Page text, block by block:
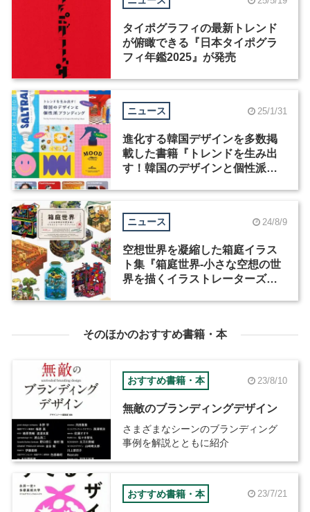
タイポグラフィの最新トレンド
が俯瞰できる『日本タイポグラ
フィ年鑑2025』が発売
ニュース 25/1/31
進化する韓国デザインを多数掲
載した書籍『トレンドを生み出
す！韓国のデザインと個性派ブ
ニュース 24/8/9
空想世界を凝縮した箱庭イラス
ト集『箱庭世界‐小さな空想の世
界を描くイラストレーターズフ
そのほかのおすすめ書籍・本
おすすめ書籍・本 23/8/10
無敵のブランディングデザイン
さまざまなシーンのブランディング
事例を解説とともに紹介
おすすめ書籍・本 23/7/21